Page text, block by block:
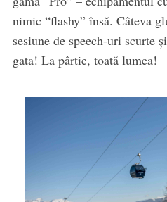
nimic “flashy” însă. Câteva
sesiune de speech-uri scurte
gata! La pârtie, toată lumea!